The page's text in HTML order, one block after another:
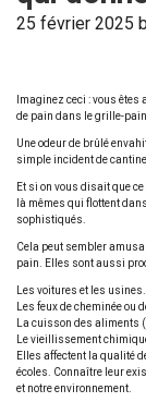
25 février 2025
Imaginez ceci : vous êtes
de pain dans le grille-
Une odeur de brûlé
simple incident de
Et si on vous disait que
là mêmes qui flottent
sophistiqués.
Cela peut sembler
pain. Elles sont aussi
Les voitures et les usines.
Les feux de cheminée ou
La cuisson des aliments
Le vieillissement
Elles affectent la qualité
écoles. Connaître leur
et notre environnement.